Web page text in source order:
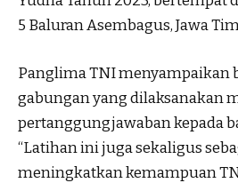
5 Baluran Asembagus, Jawa
Panglima TNI menyampaikan
gabungan yang dilaksanakan
pertanggungjawaban kepada
“Latihan ini juga sekaligus
meningkatkan kemampuan